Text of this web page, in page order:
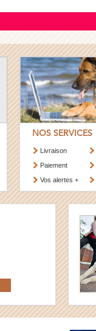
NOS SERVICES
Livraison
Paiement
Vos alertes +